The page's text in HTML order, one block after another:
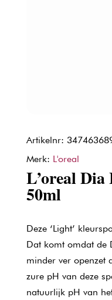
Artikelnr:
Merk: L'oreal
L’oreal
50ml
Deze ‘Light’
Dat komt omdat de
minder ver openzet
zure pH van deze
natuurlijk pH van